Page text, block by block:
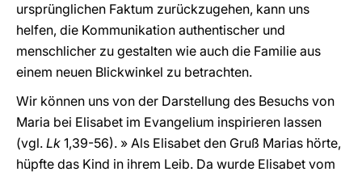
ursprünglichen Faktum zurückzugehen, kann uns
helfen, die Kommunikation authentischer und
menschlicher zu gestalten wie auch die Familie aus
einem neuen Blickwinkel zu betrachten.
Wir können uns von der Darstellung des Besuchs von
Maria bei Elisabet im Evangelium inspirieren lassen
(vgl. Lk 1,39-56). » Als Elisabet den Gruß Marias hörte,
hüpfte das Kind in ihrem Leib. Da wurde Elisabet vom